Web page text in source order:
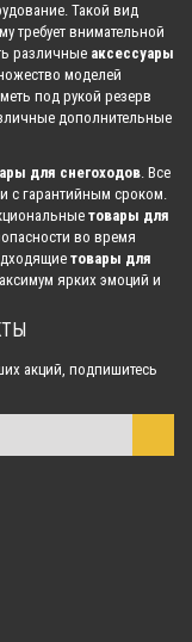
Такой вид
требует внимательной
различные аксессуары
моделей
под рукой резерв
дополнительные
для снегоходов. Все
с гарантийным сроком.
товары для
во время
товары для
ярких эмоций и
акций, подпишитесь